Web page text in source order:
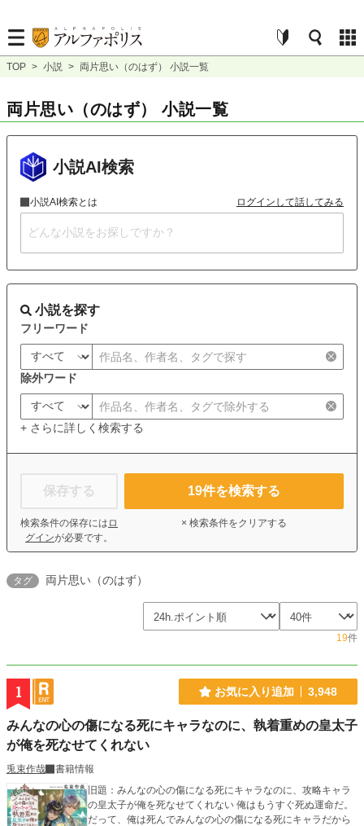
TOP > 小説 > 両片思い（のはず） 小説一覧
両片思い（のはず） 小説一覧
小説AI検索
小説AI検索とは ログインして話してみる
小説を探す
フリーワード
除外ワード
+ さらに詳しく検索する
保存する
検索条件の保存には ロ
グインが必要です。
19件を検索する
× 検索条件をクリアする
タグ 両片思い（のはず）
19件
1 お気に入り追加 3,948
みんなの心の傷になる死にキャラなのに、執着重めの皇太子
が俺を死なせてくれない
兎束作哉
書籍情報
旧題：みんなの心の傷になる死にキャラなのに、攻略キャラ
の皇太子が俺を死なせてくれない 俺はもうすぐ死ぬ運命だ。
だって、俺は死んでみんなの心の傷になる死にキャラだから